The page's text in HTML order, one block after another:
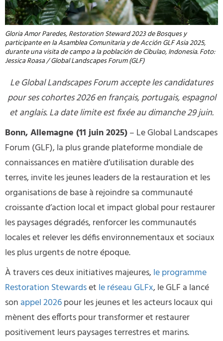
Gloria Amor Paredes, Restoration Steward 2023 de Bosques y
participante en la Asamblea Comunitaria y de Acción GLF Asia 2025,
durante una visita de campo a la población de Cibulao, Indonesia. Foto:
Jessica Roasa / Global Landscapes Forum (GLF)
Le Global Landscapes Forum accepte les candidatures
pour ses cohortes 2026 en français, portugais, espagnol
et anglais. La date limite est fixée au dimanche 29 juin.
Bonn, Allemagne (11 juin 2025)– Le Global Landscapes
Forum (GLF), la plus grande plateforme mondiale de
connaissances en matière d’utilisation durable des
terres, invite les jeunes leaders de la restauration et les
organisations de base à rejoindre sa communauté
croissante d’action local et impact global pour restaurer
les paysages dégradés, renforcer les communautés
locales et relever les défis environnementaux et sociaux
les plus urgents de notre époque.
À travers ces deux initiatives majeures,le programme
Restoration Stewardset le réseau GLFx, le GLF a lancé
son appel 2026pour les jeunes et les acteurs locaux qui
mènent des efforts pour transformer et restaurer
positivement leurs paysages terrestres et marins.